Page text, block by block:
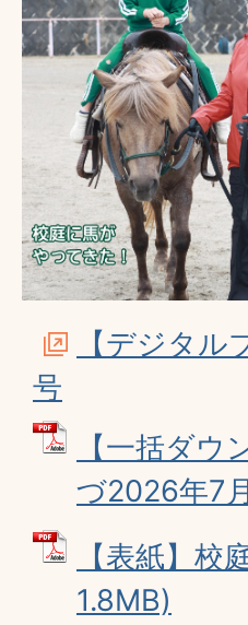
【デジタ
号
【一括ダ
づ2026年7
【表紙】
1.8MB)